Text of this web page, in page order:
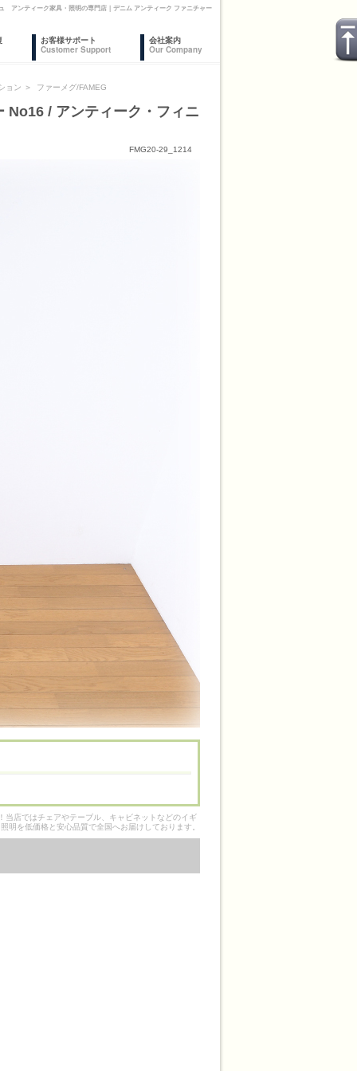
アンティーク家具・照明の専門店｜デニム アンティーク ファニチャー
お客様サポート
Customer Support
会社案内
Our Company
ョン ＞ ファーメグ/FAMEG
/ アンティーク・フィニ
FMG20-29_1214
店ではチェアやテーブル、キャビネットなどのイギ
明を低価格と安心品質で全国へお届けしております。